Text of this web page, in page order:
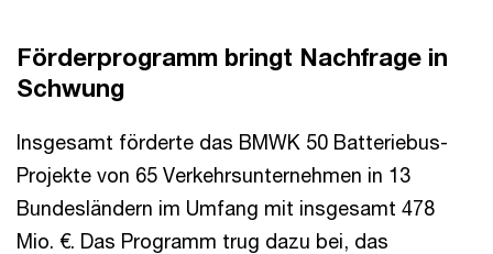
Förderprogramm bringt Nachfrage in
Schwung
Insgesamt förderte das BMWK 50 Batteriebus-
Projekte von 65 Verkehrsunternehmen in 13
Bundesländern im Umfang mit insgesamt 478
Mio. €. Das Programm trug dazu bei, das